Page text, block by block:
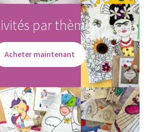
par thèmes
Acheter maintenant